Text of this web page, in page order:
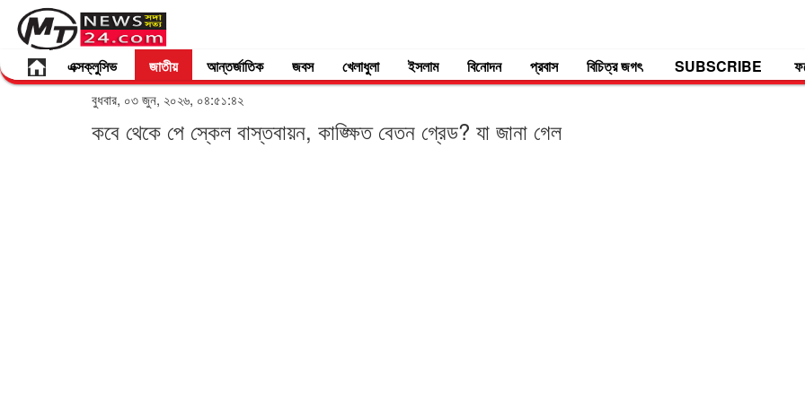
এক্সক্লুসিভ জাতীয় আন্তর্জাতিক জবস খেলাধুলা ইসলাম বিনোদন প্রবাস বিচিত্র জগৎ SUBSCRIBE
বুধবার, ০৩ জুন, ২০২৬, ০৪:৫১:৪২
কবে থেকে পে স্কেল বাস্তবায়ন, কাঙ্ক্ষিত বেতন গ্রেড? যা জানা গেল